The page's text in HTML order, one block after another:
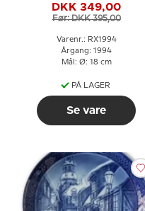
DKK 349,00
Før: DKK 395,00
Varenr.: RX1994
Årgang: 1994
Mål: Ø: 18 cm
PÅ LAGER
Se vare